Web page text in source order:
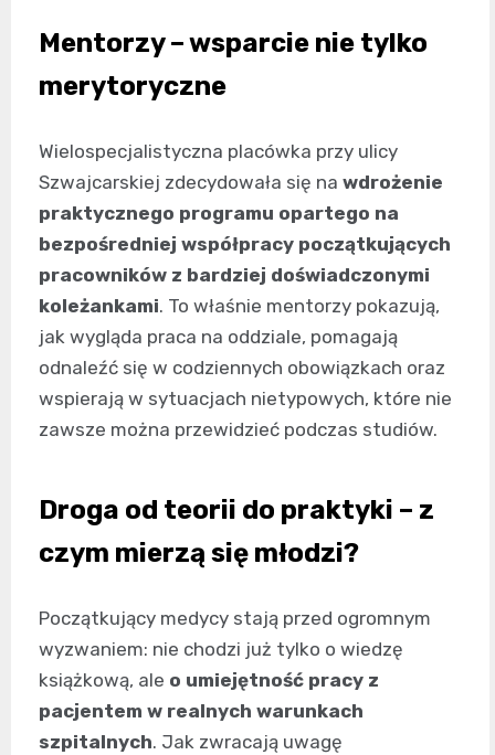
Mentorzy – wsparcie nie tylko
merytoryczne
Wielospecjalistyczna placówka przy ulicy
Szwajcarskiej zdecydowała się na wdrożenie
praktycznego programu opartego na
bezpośredniej współpracy początkujących
pracowników z bardziej doświadczonymi
koleżankami. To właśnie mentorzy pokazują,
jak wygląda praca na oddziale, pomagają
odnaleźć się w codziennych obowiązkach oraz
wspierają w sytuacjach nietypowych, które nie
zawsze można przewidzieć podczas studiów.
Droga od teorii do praktyki – z
czym mierzą się młodzi?
Początkujący medycy stają przed ogromnym
wyzwaniem: nie chodzi już tylko o wiedzę
książkową, ale o umiejętność pracy z
pacjentem w realnych warunkach
szpitalnych. Jak zwracają uwagę